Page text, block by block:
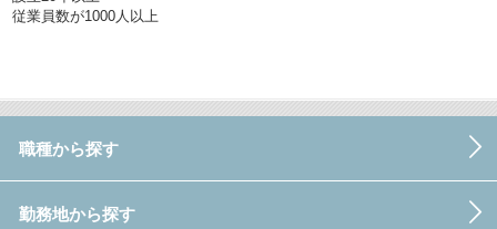
従業員数が1000人以上
職種から探す
勤務地から探す